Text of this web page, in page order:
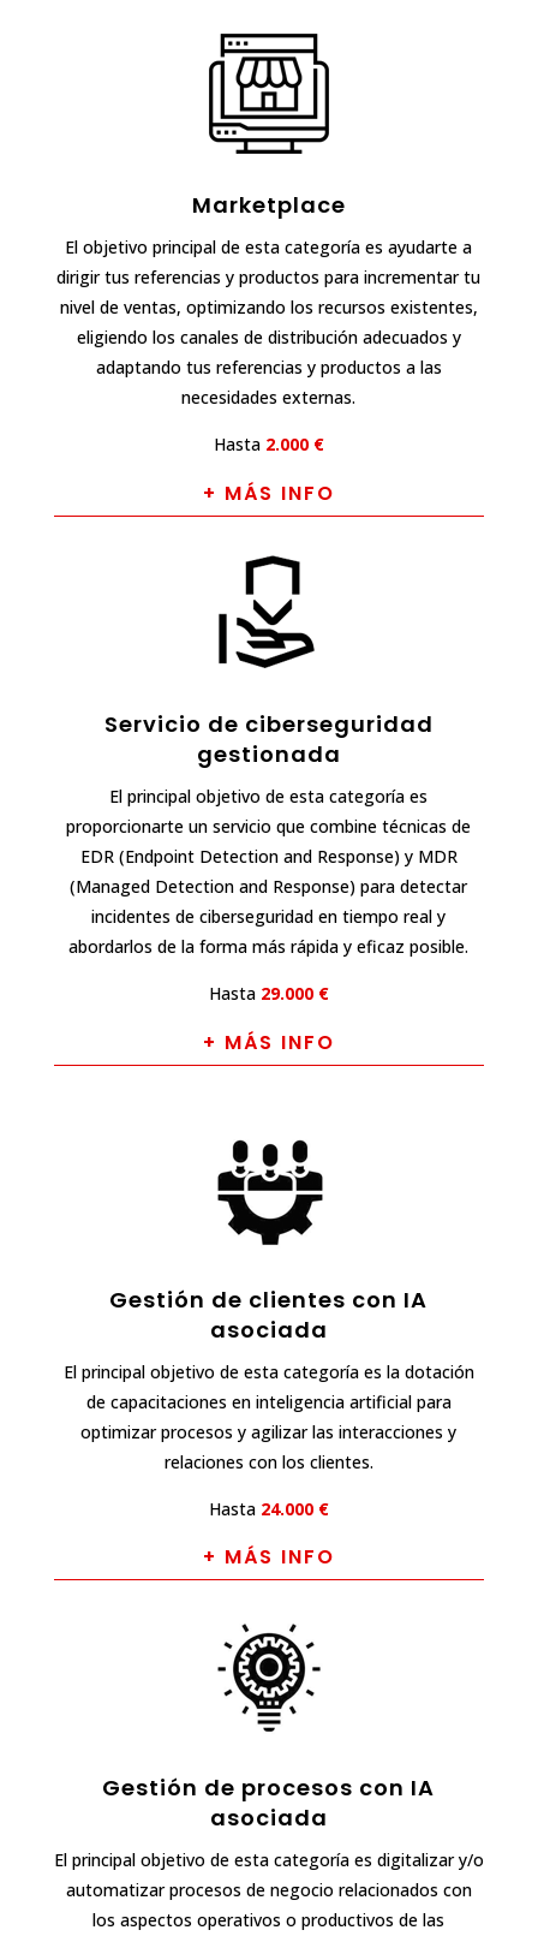
Marketplace
El objetivo principal de esta categoría es ayudarte a
dirigir tus referencias y productos para incrementar tu
nivel de ventas, optimizando los recursos existentes,
eligiendo los canales de distribución adecuados y
adaptando tus referencias y productos a las
necesidades externas.
Hasta 2.000 €
+ MÁS INFO
Servicio de ciberseguridad
gestionada
El principal objetivo de esta categoría es
proporcionarte un servicio que combine técnicas de
EDR (Endpoint Detection and Response) y MDR
(Managed Detection and Response) para detectar
incidentes de ciberseguridad en tiempo real y
abordarlos de la forma más rápida y eficaz posible.
Hasta 29.000 €
+ MÁS INFO
Gestión de clientes con IA
asociada
El principal objetivo de esta categoría es la dotación
de capacitaciones en inteligencia artificial para
optimizar procesos y agilizar las interacciones y
relaciones con los clientes.
Hasta 24.000 €
+ MÁS INFO
Gestión de procesos con IA
asociada
El principal objetivo de esta categoría es digitalizar y/o
automatizar procesos de negocio relacionados con
los aspectos operativos o productivos de las